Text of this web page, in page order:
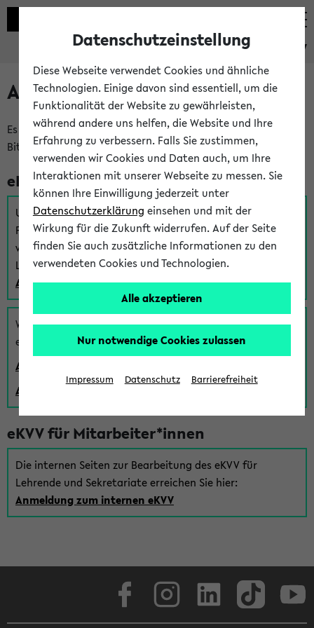
eKVV
Anmeldung am eKVV
Es gibt mehrere Möglichkeiten zur Anmeldung am eKVV.
Bitte wählen Sie die für Sie richtige aus:
eKVV für Studierende
Um sich einen Stundenplan zu erstellen und alle weiteren
Funktionen des eKVVs für Studierende zu nutzen,
verwenden Sie diesen Link zur Anmeldung über Ihr Uni
Login:
Anmeldung zum eKVV der Studierenden
Wenn Sie (noch) kein Uni Login haben, können Sie das
eKVV auch über einen Gastzugang verwenden:
Anmeldung über einen vorhandenen Gastzugang
Anlegen eines neuen Gastzugangs
eKVV für Mitarbeiter*innen
Die internen Seiten zur Bearbeitung des eKVV für
Lehrende und Sekretariate erreichen Sie hier:
Anmeldung zum internen eKVV
Datenschutzeinstellung
Diese Webseite verwendet Cookies und ähnliche
Technologien. Einige davon sind essentiell, um die
Funktionalität der Website zu gewährleisten,
während andere uns helfen, die Website und Ihre
Erfahrung zu verbessern. Falls Sie zustimmen,
verwenden wir Cookies und Daten auch, um Ihre
Interaktionen mit unserer Webseite zu messen. Sie
können Ihre Einwilligung jederzeit unter
Datenschutzerklärung einsehen und mit der
Wirkung für die Zukunft widerrufen. Auf der Seite
finden Sie auch zusätzliche Informationen zu den
verwendeten Cookies und Technologien.
Alle akzeptieren
Nur notwendige Cookies zulassen
Impressum Datenschutz Barrierefreiheit